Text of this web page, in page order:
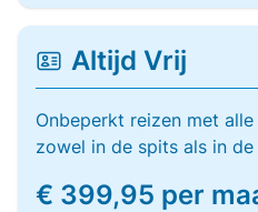
Altijd Vrij
Onbeperkt reizen met
zowel in de spits als in de
€ 399,95 per